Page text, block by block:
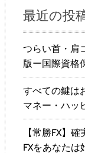
最近の投
つらい首・肩
版ー国際資格
すべての鍵は
マネー・ハッ
【常勝FX】
FXをあなたは